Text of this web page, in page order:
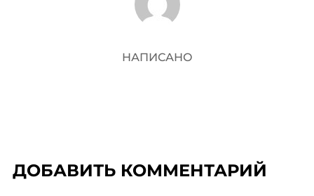
НАПИСАНО
ДОБАВИТЬ КОММЕНТАРИЙ